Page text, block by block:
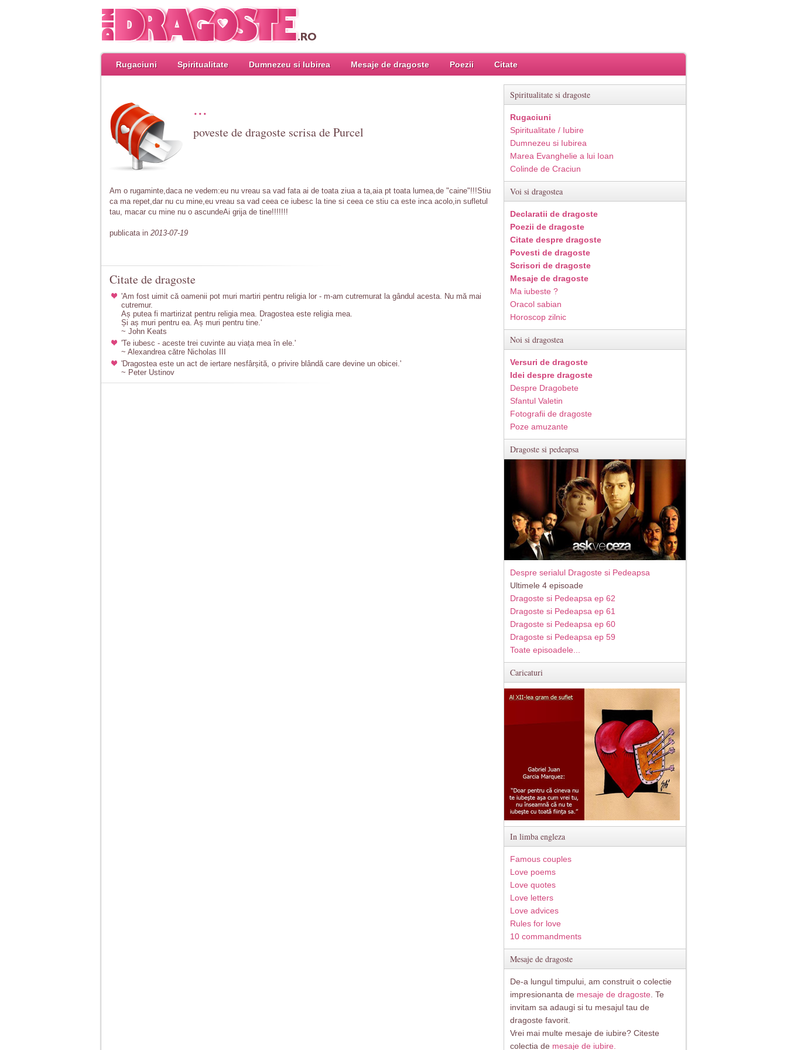
Rugaciuni Spiritualitate Dumnezeu si Iubirea Mesaje de dragoste Poezii Citate
...
poveste de dragoste scrisa de Purcel
Am o rugaminte,daca ne vedem:eu nu vreau sa vad fata ai de toata ziua a ta,aia pt toata lumea,de "caine"!!!Stiu
ca ma repet,dar nu cu mine,eu vreau sa vad ceea ce iubesc la tine si ceea ce stiu ca este inca acolo,in sufletul
tau, macar cu mine nu o ascundeAi grija de tine!!!!!!!
publicata in 2013-07-19
Citate de dragoste
'Am fost uimit că oamenii pot muri martiri pentru religia lor - m-am cutremurat la gândul acesta. Nu mă mai
cutremur.
Aș putea fi martirizat pentru religia mea. Dragostea este religia mea.
Și aș muri pentru ea. Aș muri pentru tine.'
~ John Keats
'Te iubesc - aceste trei cuvinte au viața mea în ele.'
~ Alexandrea către Nicholas III
'Dragostea este un act de iertare nesfârșită, o privire blândă care devine un obicei.'
~ Peter Ustinov
Spiritualitate si dragoste
Rugaciuni
Spiritualitate / Iubire
Dumnezeu si Iubirea
Marea Evanghelie a lui Ioan
Colinde de Craciun
Voi si dragostea
Declaratii de dragoste
Poezii de dragoste
Citate despre dragoste
Povesti de dragoste
Scrisori de dragoste
Mesaje de dragoste
Ma iubeste ?
Oracol sabian
Horoscop zilnic
Noi si dragostea
Versuri de dragoste
Idei despre dragoste
Despre Dragobete
Sfantul Valetin
Fotografii de dragoste
Poze amuzante
Dragoste si pedeapsa
Despre serialul Dragoste si Pedeapsa
Ultimele 4 episoade
Dragoste si Pedeapsa ep 62
Dragoste si Pedeapsa ep 61
Dragoste si Pedeapsa ep 60
Dragoste si Pedeapsa ep 59
Toate episoadele...
Caricaturi
In limba engleza
Famous couples
Love poems
Love quotes
Love letters
Love advices
Rules for love
10 commandments
Mesaje de dragoste
De-a lungul timpului, am construit o colectie
impresionanta de mesaje de dragoste . Te
invitam sa adaugi si tu mesajul tau de
dragoste favorit.
Vrei mai multe mesaje de iubire? Citeste
colectia de mesaje de iubire.